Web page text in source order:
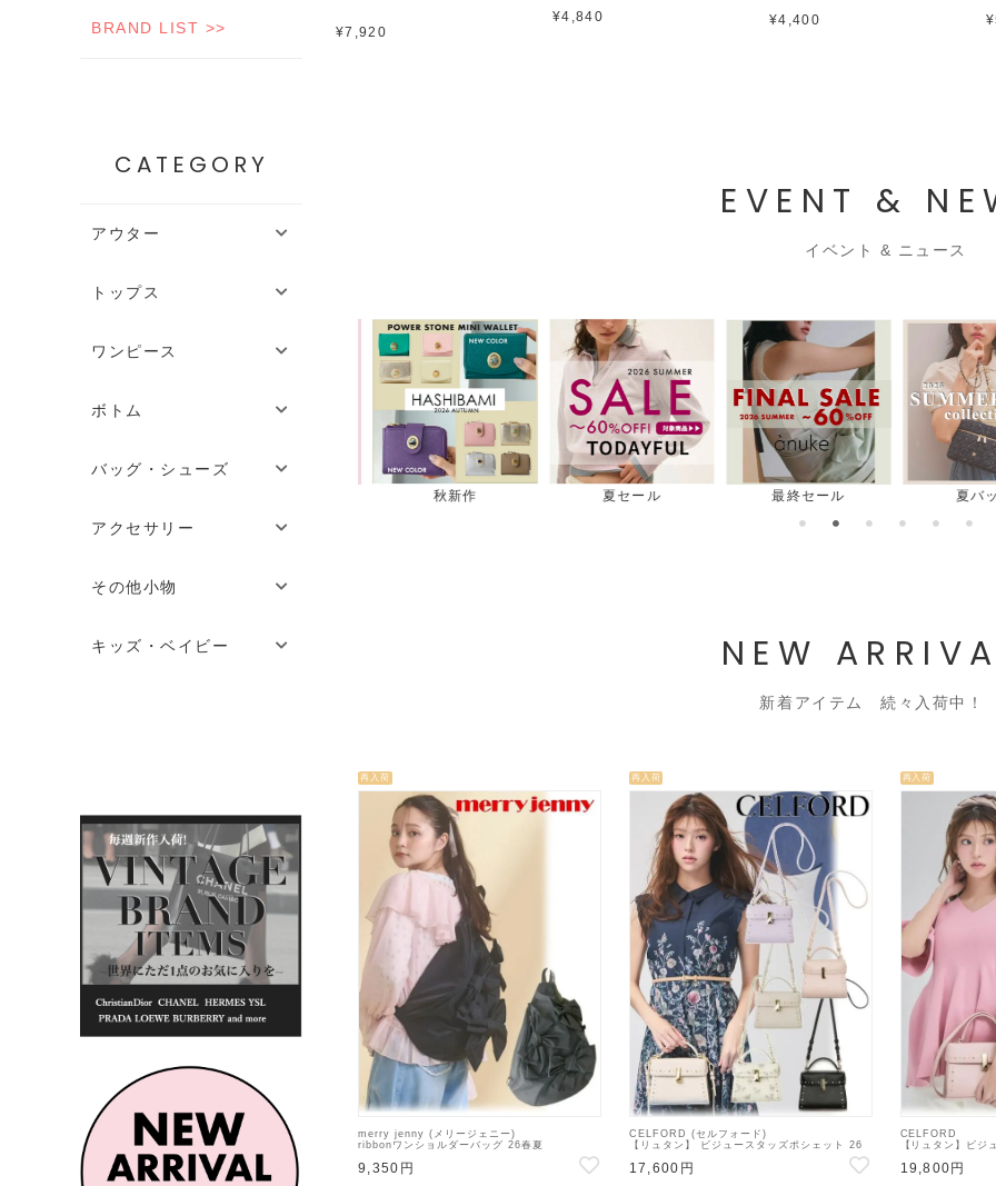
¥7,920
¥4,840 ¥4,400
EVENT &
イベント & ニュース
夏セール 最終セール 夏バッグ 夏シュ
NEW
新着アイテム 続々入荷中！
再入荷
merry jenny (メリージェニー)
ribbonワンショルダーバッグ 26春夏
4【2825419005】ハンド・ショルダーバッグ
9,350円
再入荷
CELFORD (セルフォード)
【リュタン】 ビジュースタッズポシェット 26
17,600円
再入荷
CELFORD
【リュタン】ビ
ョルダーバッグ
19,800円
BRAND LIST >>
CATEGORY
アウター
トップス
ワンピース
ボトム
バッグ・シューズ
アクセサリー
その他小物
キッズ・ベイビー